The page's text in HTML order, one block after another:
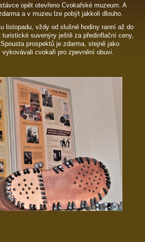
opět otevřeno Cvokařské muzeum. A
a v muzeu lze pobýt jakkoli dlouho.
listopadu, vždy od slušné hodiny ranní až do
suvenýry ještě za předinflační ceny,
prospektů je zdarma, stejně jako
cvokaři pro zpevnění obuvi.